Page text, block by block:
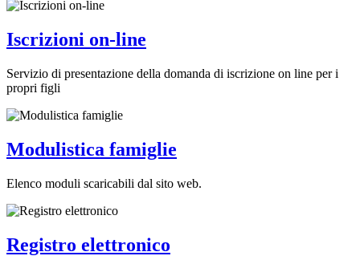
Iscrizioni on-line
Servizio di presentazione della domanda di iscrizione on line per i
propri figli
Modulistica famiglie
Elenco moduli scaricabili dal sito web.
Registro elettronico